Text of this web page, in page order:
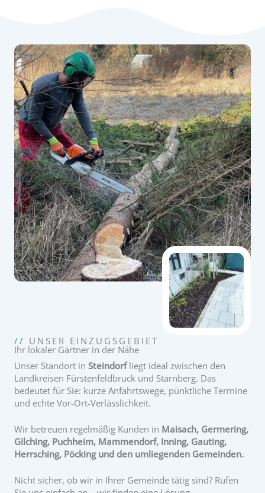
// UNSER EINZUGSGEBIET
Ihr lokaler Gärtner in der Nähe
Unser Standort in Steindorfliegt ideal zwischen den
Landkreisen Fürstenfeldbruck und Starnberg. Das
bedeutet für Sie: kurze Anfahrtswege, pünktliche Termine
und echte Vor-Ort-Verlässlichkeit.
Wir betreuen regelmäßig Kunden in Maisach, Germering,
Gilching, Puchheim, Mammendorf, Inning, Gauting,
Herrsching, Pöcking und den umliegenden Gemeinden.
Nicht sicher, ob wir in Ihrer Gemeinde tätig sind? Rufen